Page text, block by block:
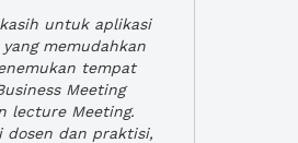
kasih untuk aplikasi
yang memudahkan
tempat
Meeting
lecture Meeting.
dosen dan praktisi,